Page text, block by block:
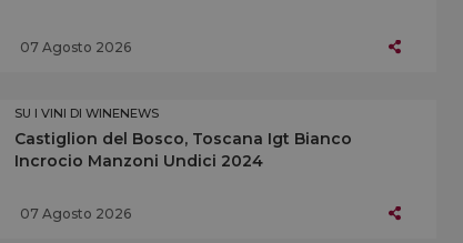
07 Agosto 2026
SU I VINI DI WINENEWS
Castiglion del Bosco, Toscana Igt Bianco
Incrocio Manzoni Undici 2024
07 Agosto 2026